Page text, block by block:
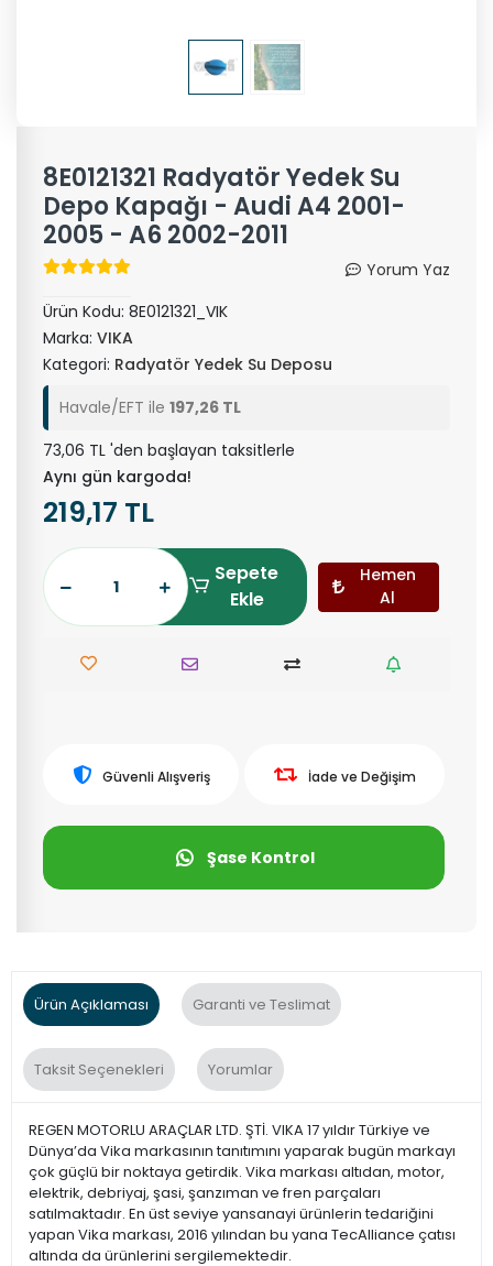
8E0121321 Radyatör Yedek Su
Depo Kapağı - Audi A4 2001-
2005 - A6 2002-2011
Yorum Yaz
Ürün Kodu: 8E0121321_VIK
Marka: VIKA
Kategori: Radyatör Yedek Su Deposu
Havale/EFT ile 197,26 TL
73,06 TL 'den başlayan taksitlerle
Aynı gün kargoda!
219,17 TL
Sepete
Ekle
Hemen
Al
Güvenli Alışveriş İade ve Değişim
Şase Kontrol
Ürün Açıklaması Garanti ve Teslimat
Taksit Seçenekleri Yorumlar
REGEN MOTORLU ARAÇLAR LTD. ŞTİ. VIKA 17 yıldır Türkiye ve
Dünya’da Vika markasının tanıtımını yaparak bugün markayı
çok güçlü bir noktaya getirdik. Vika markası altıdan, motor,
elektrik, debriyaj, şasi, şanzıman ve fren parçaları
satılmaktadır. En üst seviye yansanayi ürünlerin tedariğini
yapan Vika markası, 2016 yılından bu yana TecAlliance çatısı
altında da ürünlerini sergilemektedir.